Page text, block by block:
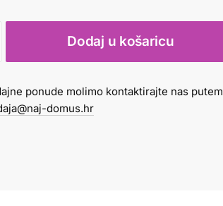
Dodaj u košaricu
ponude molimo kontaktirajte nas putem
domus.hr